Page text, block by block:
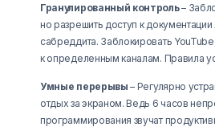
Гранулированный контроль–
но разрешить доступ к документации
сабреддита. Заблокировать
к определенным каналам. Правила
Умные перерывы – Регулярно
отдых за экраном. Ведь 6 часов
программирования звучат